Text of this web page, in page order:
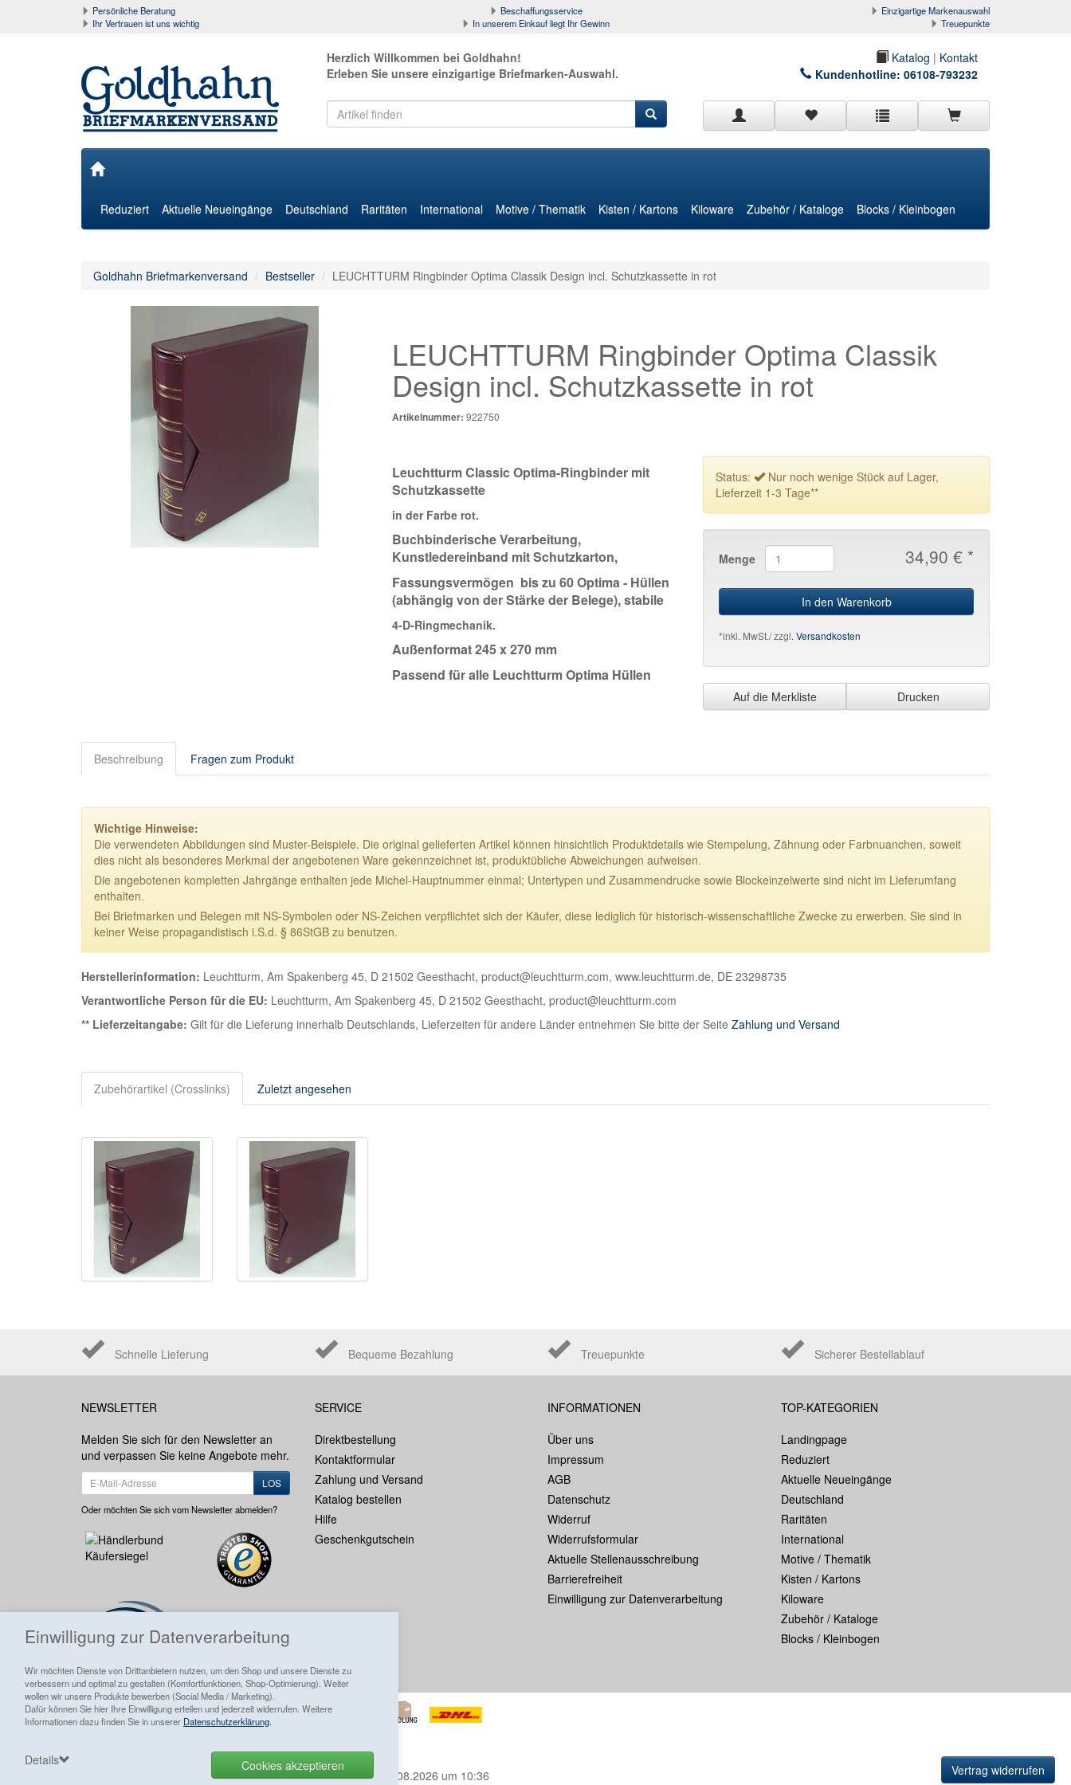
Einwilligung zur Datenverarbeitung
Wir möchten Dienste von Drittanbietern nutzen, um den Shop und unsere Dienste zu
verbessern und optimal zu gestalten (Komfortfunktionen, Shop-Optimierung). Weiter
wollen wir unsere Produkte bewerben (Social Media / Marketing).
Dafür können Sie hier Ihre Einwilligung erteilen und jederzeit widerrufen. Weitere
Informationen dazu finden Sie in unserer Datenschutzerklärung
Cookies akzeptieren
Details
Persönliche Beratung Beschaffungsservice
Einzigartige Markenauswahl
Ihr Vertrauen ist uns wichtig
In unserem Einkauf liegt Ihr Gewinn Treuepunkte
Herzlich Willkommen bei Goldhahn!
Erleben Sie unsere einzigartige Briefmarken-Auswahl.
Katalog | Kontakt
Kundenhotline: 06108-793232
Reduziert Aktuelle Neueingänge Deutschland Raritäten International Motive / Thematik Kisten / Kartons Kiloware Zubehör / Kataloge Blocks / Kleinbogen
Goldhahn Briefmarkenversand Bestseller LEUCHTTURM Ringbinder Optima Classik Design incl. Schutzkassette in rot
LEUCHTTURM Ringbinder Optima Classik
Design incl. Schutzkassette in rot
Artikelnummer: 922750
Leuchtturm Classic Optima-Ringbinder mit
Schutzkassette
in der Farbe rot.
Buchbinderische Verarbeitung,
Kunstledereinband mit Schutzkarton,
Fassungsvermögen bis zu 60 Optima - Hüllen
(abhängig von der Stärke der Belege), stabile
4-D-Ringmechanik.
Außenformat 245 x 270 mm
Passend für alle Leuchtturm Optima Hüllen
Status:
Nur noch wenige Stück auf Lager,
Lieferzeit 1-3 Tage**
34,90 € *
Menge
In den Warenkorb
*inkl. MwSt./ zzgl. Versandkosten
Auf die Merkliste Drucken
Beschreibung Fragen zum Produkt
Wichtige Hinweise:
Die verwendeten Abbildungen sind Muster-Beispiele. Die original gelieferten Artikel können hinsichtlich Produktdetails wie Stempelung, Zähnung oder Farbnuanchen, soweit
dies nicht als besonderes Merkmal der angebotenen Ware gekennzeichnet ist, produktübliche Abweichungen aufweisen.
Die angebotenen kompletten Jahrgänge enthalten jede Michel-Hauptnummer einmal; Untertypen und Zusammendrucke sowie Blockeinzelwerte sind nicht im Lieferumfang
enthalten.
Bei Briefmarken und Belegen mit NS-Symbolen oder NS-Zeichen verpflichtet sich der Käufer, diese lediglich für historisch-wissenschaftliche Zwecke zu erwerben. Sie sind in
keiner Weise propagandistisch i.S.d. § 86StGB zu benutzen.
Herstellerinformation: Leuchtturm, Am Spakenberg 45, D 21502 Geesthacht, product@leuchtturm.com, www.leuchtturm.de, DE 23298735
Verantwortliche Person für die EU: Leuchtturm, Am Spakenberg 45, D 21502 Geesthacht, product@leuchtturm.com
** Lieferzeitangabe: Gilt für die Lieferung innerhalb Deutschlands, Lieferzeiten für andere Länder entnehmen Sie bitte der Seite Zahlung und Versand
Zubehörartikel (Crosslinks) Zuletzt angesehen
Schnelle Lieferung Bequeme Bezahlung Treuepunkte Sicherer Bestellablauf
NEWSLETTER
Melden Sie sich für den Newsletter an
und verpassen Sie keine Angebote mehr.
LOS
Oder möchten Sie sich vom Newsletter abmelden?
SERVICE
Direktbestellung
Kontaktformular
Zahlung und Versand
Katalog bestellen
Hilfe
Geschenkgutschein
INFORMATIONEN
Über uns
Impressum
AGB
Datenschutz
Widerruf
Widerrufsformular
Aktuelle Stellenausschreibung
Barrierefreiheit
Einwilligung zur Datenverarbeitung
TOP-KATEGORIEN
Landingpage
Reduziert
Aktuelle Neueingänge
Deutschland
Raritäten
International
Motive / Thematik
Kisten / Kartons
Kiloware
Zubehör / Kataloge
Blocks / Kleinbogen
Alle Preise inkl. ges. MwSt./ zzgl.Versandkosten
Letzte Aktualisierung vom
Goldhahn Briefmarken Shop am 08.08.2026 um 10:36 Vertrag widerrufen